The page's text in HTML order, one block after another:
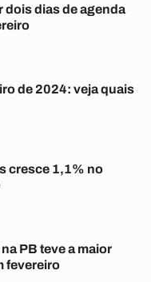
dois dias de agenda
de 2024: veja quais
cresce 1,1% no
PB teve a maior
fevereiro